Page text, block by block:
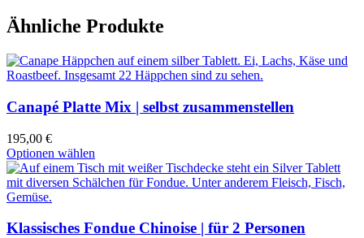
Ähnliche Produkte
Canapé Platte Mix | selbst zusammenstellen
195,00 €
Optionen wählen
Klassisches Fondue Chinoise | für 2 Personen